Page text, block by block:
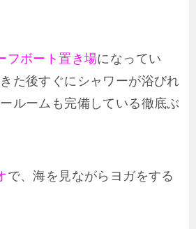
フボート置き場になってい
た後すぐにシャワーが浴びれ
ルームも完備している徹底ぶ
で、海を見ながらヨガをする